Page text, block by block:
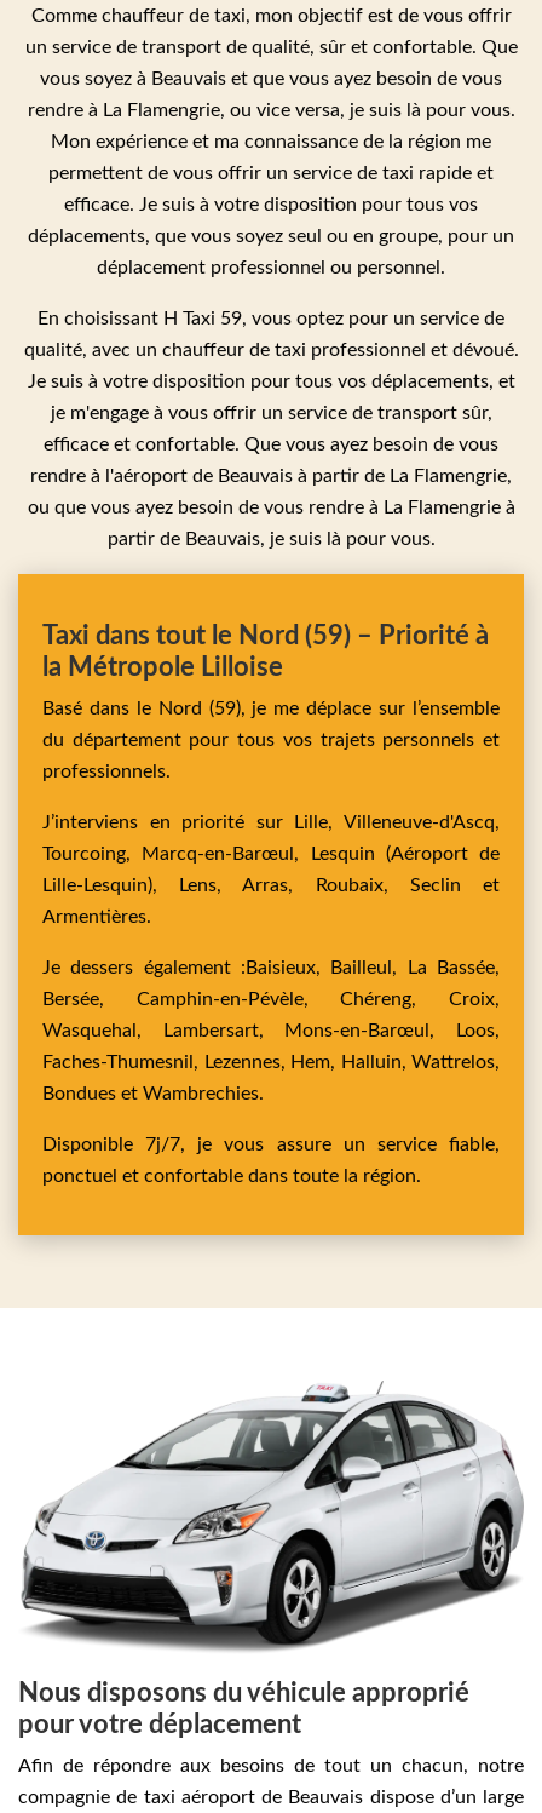
Comme chauffeur de taxi, mon objectif est de vous offrir
un service de transport de qualité, sûr et confortable. Que
vous soyez à Beauvais et que vous ayez besoin de vous
rendre à La Flamengrie, ou vice versa, je suis là pour vous.
Mon expérience et ma connaissance de la région me
permettent de vous offrir un service de taxi rapide et
efficace. Je suis à votre disposition pour tous vos
déplacements, que vous soyez seul ou en groupe, pour un
déplacement professionnel ou personnel.
En choisissant H Taxi 59, vous optez pour un service de
qualité, avec un chauffeur de taxi professionnel et dévoué.
Je suis à votre disposition pour tous vos déplacements, et
je m'engage à vous offrir un service de transport sûr,
efficace et confortable. Que vous ayez besoin de vous
rendre à l'aéroport de Beauvais à partir de La Flamengrie,
ou que vous ayez besoin de vous rendre à La Flamengrie à
partir de Beauvais, je suis là pour vous.
Taxi dans tout le Nord (59) – Priorité à
la Métropole Lilloise
Basé dans le Nord (59), je me déplace sur l’ensemble
du département pour tous vos trajets personnels et
professionnels.
J’interviens en priorité surLille,Villeneuve-d'Ascq,
Tourcoing,
Marcq-en-Barœul, Lesquin (Aéroport de
Lille-Lesquin), Lens,Arras, Roubaix, Seclin et
Armentières.
Je dessers également : Baisieux, Bailleul,
La Bassée,
Bersée, Camphin-en-Pévèle,Chéreng,Croix,
Wasquehal,
Lambersart, Mons-en-Barœul,
Loos,
Faches-Thumesnil, Lezennes, Hem, Halluin, Wattrelos,
Bondues et Wambrechies.
Disponible 7j/7, je vous assure un service fiable,
ponctuel et confortable dans toute la région.
Nous disposons du véhicule approprié
pour votre déplacement
Afin de répondre aux besoins de tout un chacun, notre
compagnie de taxi aéroport de Beauvais dispose d’un large